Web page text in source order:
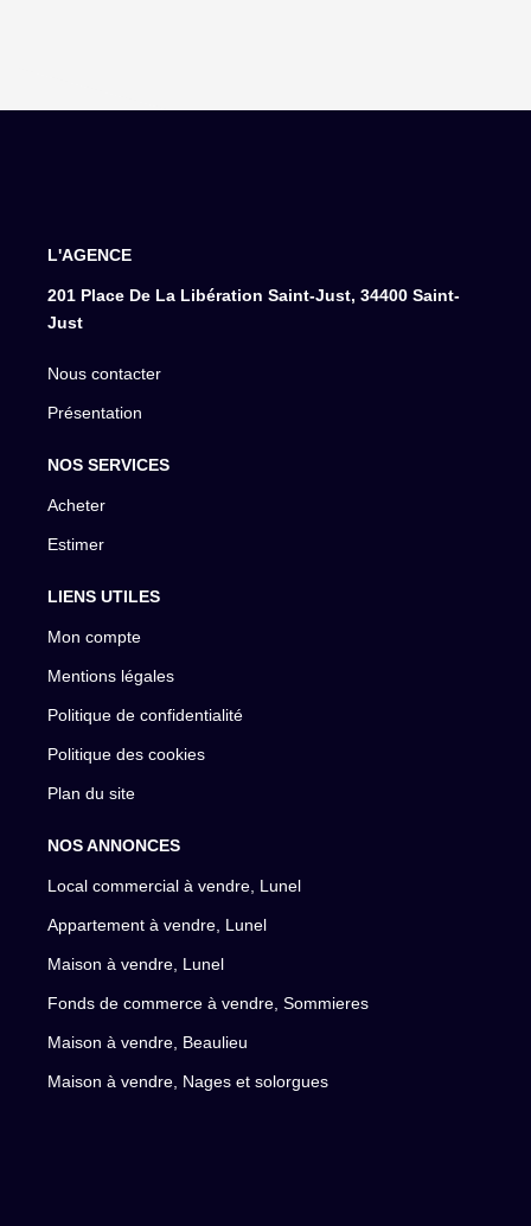
L'AGENCE
201 Place De La Libération Saint-Just, 34400 Saint-
Just
Nous contacter
Présentation
NOS SERVICES
Acheter
Estimer
LIENS UTILES
Mon compte
Mentions légales
Politique de confidentialité
Politique des cookies
Plan du site
NOS ANNONCES
Local commercial à vendre, Lunel
Appartement à vendre, Lunel
Maison à vendre, Lunel
Fonds de commerce à vendre, Sommieres
Maison à vendre, Beaulieu
Maison à vendre, Nages et solorgues